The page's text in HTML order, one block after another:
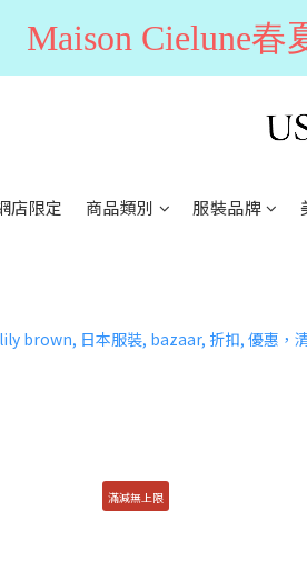
店限定 商品類別 服裝品牌
滿減無上限
Maison Cielune